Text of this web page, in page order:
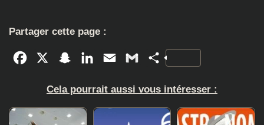
Partager cette page :
Facebook SnapchatLinkedInEmail GmailPartager
Cela pourrait aussi vous intéresser :